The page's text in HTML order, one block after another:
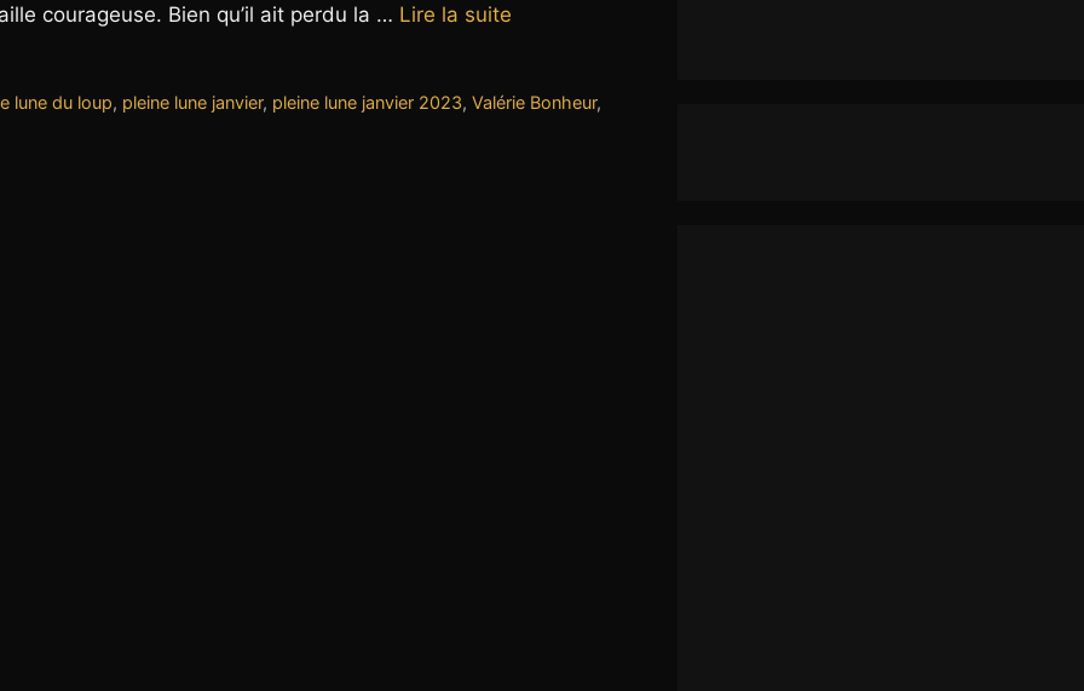
courageuse. Bien qu’il ait perdu la … Lire la suite
lune du loup, pleine lune janvier, pleine lune janvier 2023, Valérie Bonheur,